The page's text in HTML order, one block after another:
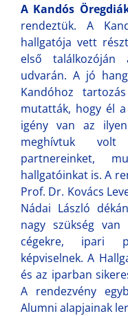
A Kandós
rendeztük. A
hallgatója vett
első találkozóján
udvarán. A jó
Kandóhoz
mutatták, hogy él a
igény van az
meghívtuk
partnereinket,
hallgatóinkat is. A
Prof. Dr. Kovács
Nádai László
nagy szükség
cégekre, ipari
képviselnek. A
és az iparban
A rendezvény
Alumni alapjainak